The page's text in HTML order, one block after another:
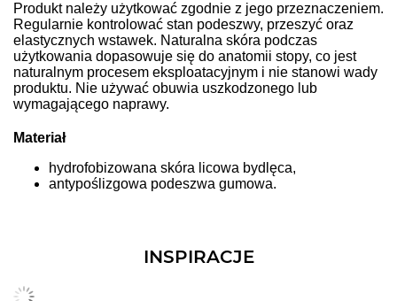
Produkt należy użytkować zgodnie z jego przeznaczeniem.
Regularnie kontrolować stan podeszwy, przeszyć oraz
elastycznych wstawek. Naturalna skóra podczas
użytkowania dopasowuje się do anatomii stopy, co jest
naturalnym procesem eksploatacyjnym i nie stanowi wady
produktu. Nie używać obuwia uszkodzonego lub
wymagającego naprawy.
Materiał
hydrofobizowana skóra licowa bydlęca,
antypoślizgowa podeszwa gumowa.
INSPIRACJE